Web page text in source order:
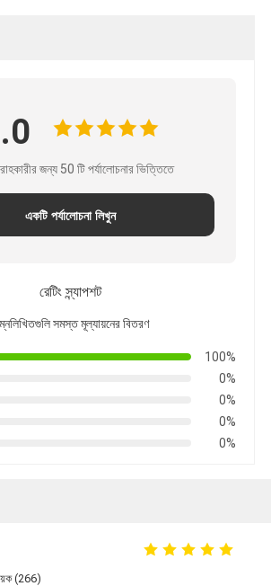
জন্য 50 টি পর্যালোচনার ভিত্তিতে
একটি পর্যালোচনা লিখুন
রেটিং স্ন্যাপশট
সমস্ত মূল্যায়নের বিতরণ
100%
0%
0%
0%
0%
(266)